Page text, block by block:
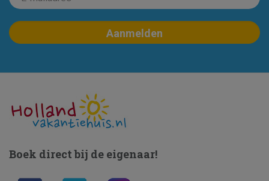
Boek direct bij de eigenaar!